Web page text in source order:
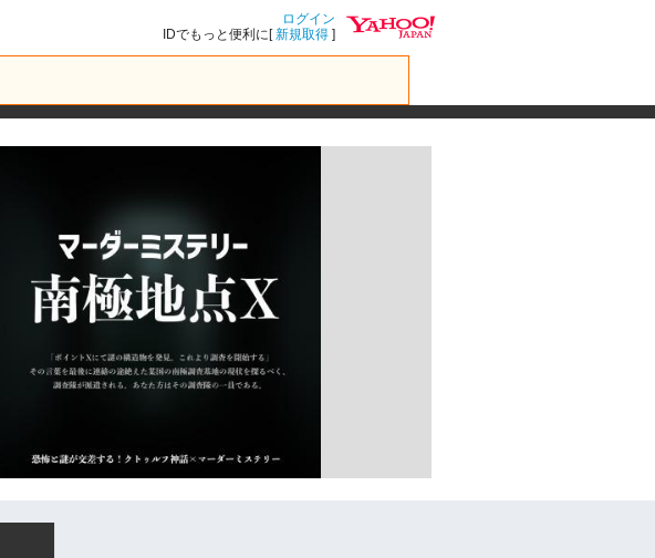
ログイン
IDでもっと便利に[新規取得 ]